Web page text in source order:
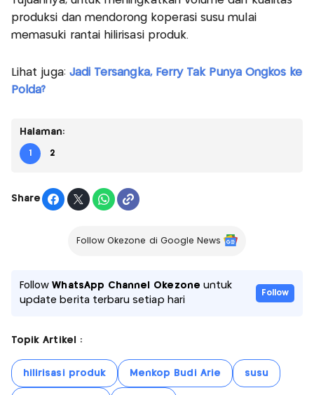
produksi dan mendorong koperasi susu mulai
memasuki rantai hilirisasi produk.
Lihat juga: Jadi Tersangka, Ferry Tak Punya Ongkos ke
Polda?
Halaman:
1 2
Share
Follow Okezone di Google News
FollowWhatsApp Channel Okezone untuk
update berita terbaru setiap hari
Follow
Topik Artikel :
hilirisasi produk Menkop Budi Arie susu